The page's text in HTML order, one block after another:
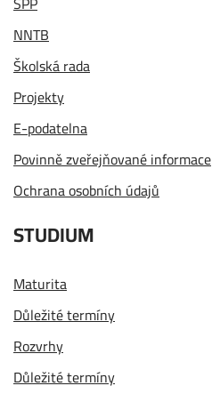
NNTB
Školská rada
Projekty
E-podatelna
Povinně zveřejňované informace
Ochrana osobních údajů
STUDIUM
Maturita
Důležité termíny
Rozvrhy
Důležité termíny